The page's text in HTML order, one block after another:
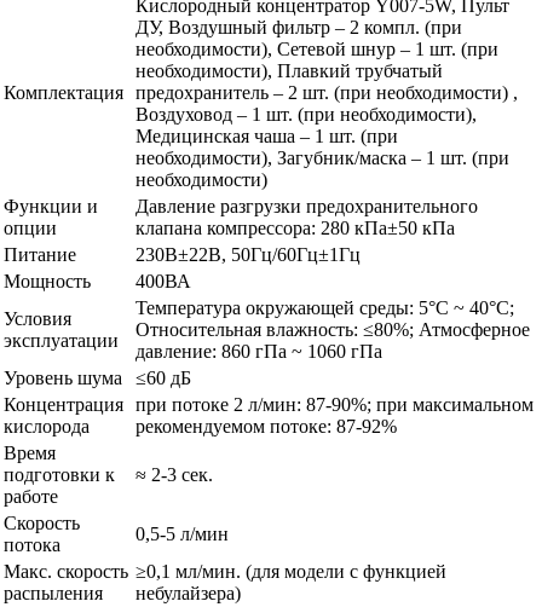
Комплектация
Кислородный концентратор Y007-5W, Пульт
ДУ, Воздушный фильтр – 2 компл. (при
необходимости), Сетевой шнур – 1 шт. (при
необходимости), Плавкий трубчатый
предохранитель – 2 шт. (при необходимости) ,
Воздуховод – 1 шт. (при необходимости),
Медицинская чаша – 1 шт. (при
необходимости), Загубник/маска – 1 шт. (при
необходимости)
Функции и
опции
Давление разгрузки предохранительного
клапана компрессора: 280 кПа±50 кПа
Питание
230В±22В, 50Гц/60Гц±1Гц
Мощность
400ВА
Условия
эксплуатации
Температура окружающей среды: 5°С ~ 40°С;
Относительная влажность: ≤80%; Атмосферное
давление: 860 гПа ~ 1060 гПа
Уровень шума
≤60 дБ
Концентрация
кислорода
при потоке 2 л/мин: 87-90%; при максимальном
рекомендуемом потоке: 87-92%
Время
подготовки к
работе
≈ 2-3 сек.
Скорость
потока
0,5-5 л/мин
Макс. скорость
распыления
≥0,1 мл/мин. (для модели с функцией
небулайзера)